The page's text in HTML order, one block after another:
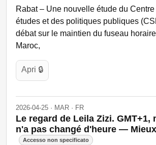
Rabat – Une nouvelle étude du
études et des politiques publiques
débat sur le maintien du fuseau
Maroc,
Apri 🔒
2026-04-25 · MAR · FR
Le regard de Leila Zizi. GMT+1,
n'a pas changé d'heure —
Accesso non specificato